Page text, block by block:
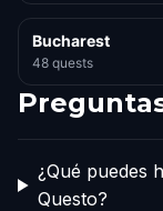
Bucharest
48 quests
¿Qué puedes
Questo?